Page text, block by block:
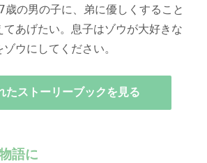
7歳の男の子に、弟に優しくすること
てあげたい。息子はゾウが大好きな
ウにしてください。
たストーリーブックを見る
語に